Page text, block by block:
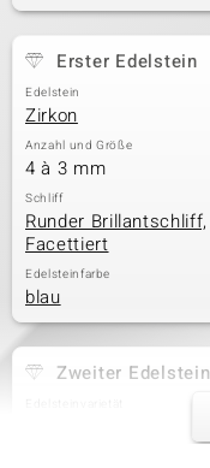
Erster Edelstein
Edelstein
Zirkon
Anzahl und Größe
4 à 3 mm
Schliff
Runder Brillantschliff,
Facettiert
Edelsteinfarbe
blau
Zweiter Edelstein